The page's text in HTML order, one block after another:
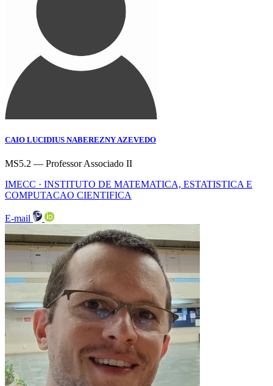
CAIO LUCIDIUS NABEREZNY AZEVEDO
MS5.2 — Professor Associado II
IMECC · INSTITUTO DE MATEMATICA, ESTATISTICA E
COMPUTACAO CIENTIFICA
E-mail